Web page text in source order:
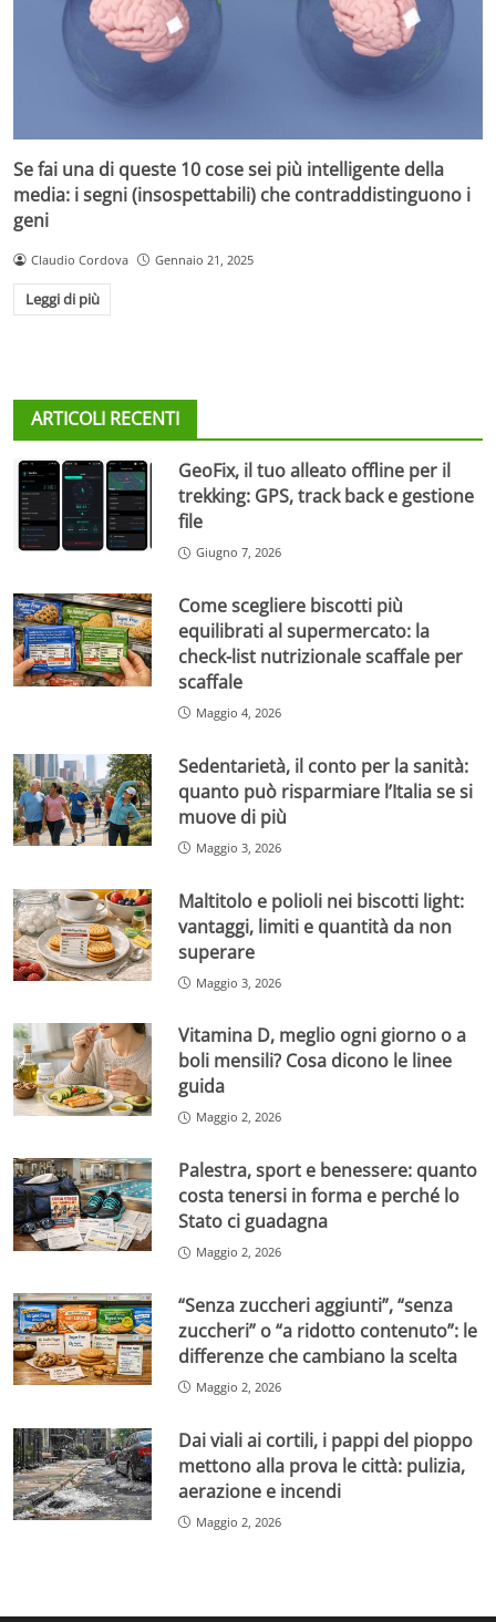
Se fai una di queste 10 cose sei più intelligente della
media: i segni (insospettabili) che contraddistinguono i
geni
Claudio Cordova Gennaio 21, 2025
Leggi di più
ARTICOLI RECENTI
GeoFix, il tuo alleato offline per il
trekking: GPS, track back e gestione
file
Giugno 7, 2026
Come scegliere biscotti più
equilibrati al supermercato: la
check-list nutrizionale scaffale per
scaffale
Maggio 4, 2026
Sedentarietà, il conto per la sanità:
quanto può risparmiare l’Italia se si
muove di più
Maggio 3, 2026
Maltitolo e polioli nei biscotti light:
vantaggi, limiti e quantità da non
superare
Maggio 3, 2026
Vitamina D, meglio ogni giorno o a
boli mensili? Cosa dicono le linee
guida
Maggio 2, 2026
Palestra, sport e benessere: quanto
costa tenersi in forma e perché lo
Stato ci guadagna
Maggio 2, 2026
“Senza zuccheri aggiunti”, “senza
zuccheri” o “a ridotto contenuto”: le
differenze che cambiano la scelta
Maggio 2, 2026
Dai viali ai cortili, i pappi del pioppo
mettono alla prova le città: pulizia,
aerazione e incendi
Maggio 2, 2026